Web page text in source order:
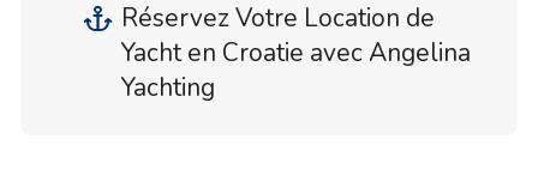
Réservez Votre Location de
Yacht en Croatie avec Angelina
Yachting